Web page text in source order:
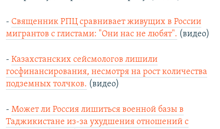
- Священник РПЦ сравнивает живущих в России
мигрантов с глистами: "Они нас не любят". (видео)
- Казахстанских сейсмологов лишили
госфинансирования, несмотря на рост количества
подземных толчков. (видео)
- Может ли Россия лишиться военной базы в
Таджикистане из-за ухудшения отношений с